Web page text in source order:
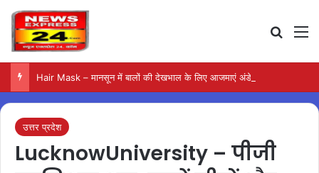
Hair Mask – मानसून में बालों की देखभाल के लिए आजमाएं अंडे का मास्क
उत्तर प्रदेश
LucknowUniversity – पीजी